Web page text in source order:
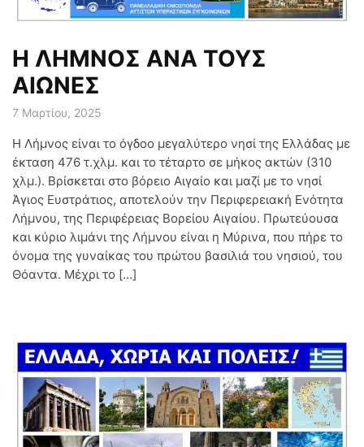
Η ΛΗΜΝΟΣ ΑΝΑ ΤΟΥΣ
ΑΙΩΝΕΣ
7 Μαρτίου, 2025
Η Λήμνος είναι το όγδοο μεγαλύτερο νησί της Ελλάδας με
έκταση 476 τ.χλμ. και το τέταρτο σε μήκος ακτών (310
χλμ.). Βρίσκεται στο βόρειο Αιγαίο και μαζί με το νησί
Άγιος Ευστράτιος, αποτελούν την Περιφερειακή Ενότητα
Λήμνου, της Περιφέρειας Βορείου Αιγαίου. Πρωτεύουσα
και κύριο λιμάνι της Λήμνου είναι η Μύρινα, που πήρε το
όνομα της γυναίκας του πρώτου βασιλιά του νησιού, του
Θόαντα. Μέχρι το […]